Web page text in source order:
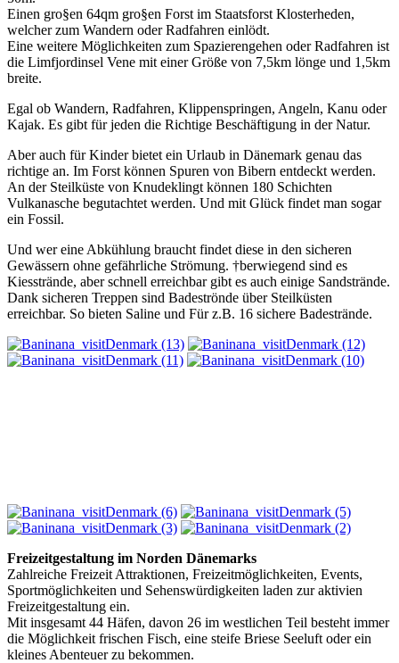
Einen gro§en 64qm gro§en Forst im Staatsforst Klosterheden,
welcher zum Wandern oder Radfahren einlödt.
Eine weitere Möglichkeiten zum Spazierengehen oder Radfahren ist
die Limfjordinsel Vene mit einer Größe von 7,5km lönge und 1,5km
breite.
Egal ob Wandern, Radfahren, Klippenspringen, Angeln, Kanu oder
Kajak. Es gibt für jeden die Richtige Beschäftigung in der Natur.
Aber auch für Kinder bietet ein Urlaub in Dänemark genau das
richtige an. Im Forst können Spuren von Bibern entdeckt werden.
An der Steilküste von Knudeklingt können 180 Schichten
Vulkanasche begutachtet werden. Und mit Glück findet man sogar
ein Fossil.
Und wer eine Abkühlung braucht findet diese in den sicheren
Gewässern ohne gefährliche Strömung. †berwiegend sind es
Kiesstrände, aber schnell erreichbar gibt es auch einige Sandstrände.
Dank sicheren Treppen sind Badeströnde über Steilküsten
erreichbar. So bieten Saline und Für z.B. 16 sichere Badestrände.
Freizeitgestaltung im Norden Dänemarks
Zahlreiche Freizeit Attraktionen, Freizeitmöglichkeiten, Events,
Sportmöglichkeiten und Sehenswürdigkeiten laden zur aktivien
Freizeitgestaltung ein.
Mit insgesamt 44 Häfen, davon 26 im westlichen Teil besteht immer
die Möglichkeit frischen Fisch, eine steife Briese Seeluft oder ein
kleines Abenteuer zu bekommen.